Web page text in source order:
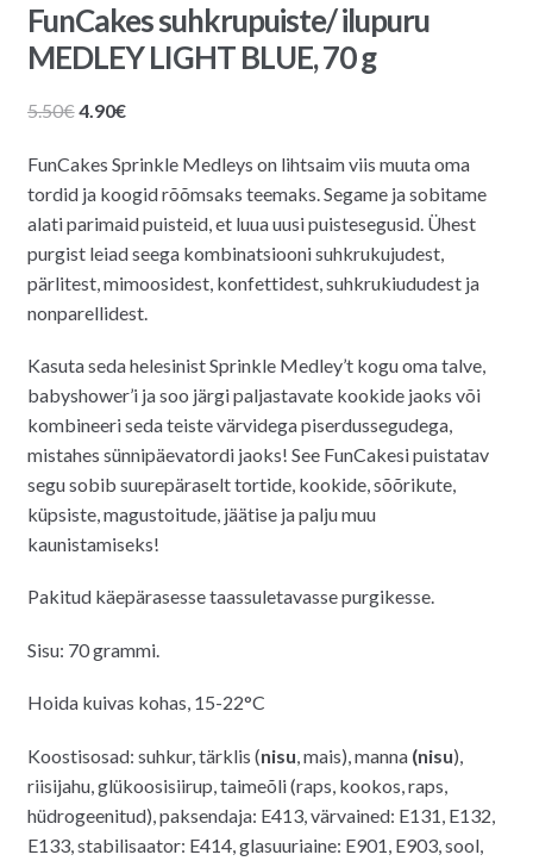
FunCakes suhkrupuiste/ ilupuru
MEDLEY LIGHT BLUE, 70 g
5.50€Algne
oli:
5.50€.
4.90€Praegune
on:
4.90€.
FunCakes Sprinkle Medleys on lihtsaim viis muuta oma
tordid ja koogid rõõmsaks teemaks. Segame ja sobitame
alati parimaid puisteid, et luua uusi puistesegusid. Ühest
purgist leiad seega kombinatsiooni suhkrukujudest,
pärlitest, mimoosidest, konfettidest, suhkrukiududest ja
nonparellidest.
Kasuta seda helesinist Sprinkle Medley’t kogu oma talve,
babyshower’i ja soo järgi paljastavate kookide jaoks või
kombineeri seda teiste värvidega piserdussegudega,
mistahes sünnipäevatordi jaoks! See FunCakesi puistatav
segu sobib suurepäraselt tortide, kookide, sõõrikute,
küpsiste, magustoitude, jäätise ja palju muu
kaunistamiseks!
Pakitud käepärasesse taassuletavasse purgikesse.
Sisu: 70 grammi.
Hoida kuivas kohas, 15-22°C
Koostisosad: suhkur, tärklis (nisu , mais), manna (nisu),
riisijahu, glükoosisiirup, taimeõli (raps, kookos, raps,
hüdrogeenitud), paksendaja: E413, värvained: E131, E132,
E133, stabilisaator: E414, glasuuriaine: E901, E903, sool,